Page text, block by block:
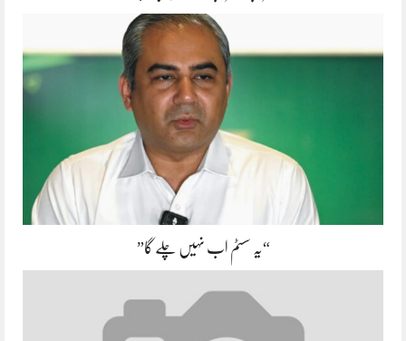
“یہ سسٹم اب نہیں چلے گا”